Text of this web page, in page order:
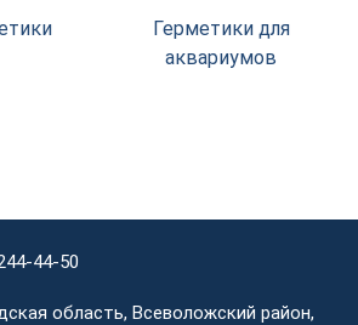
Герметики для
аквариумов
44-50
область, Всеволожский район,